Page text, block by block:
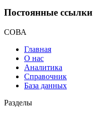
Постоянные ссылки
СОВА
Главная
О нас
Аналитика
Справочник
База данных
Разделы